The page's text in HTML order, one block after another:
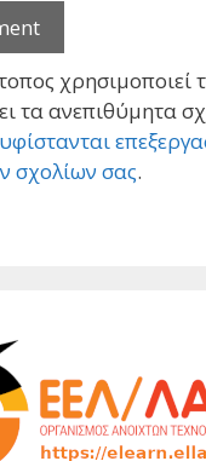
χρησιμοποιεί
τα ανεπιθύμητα
σχολίων σας.